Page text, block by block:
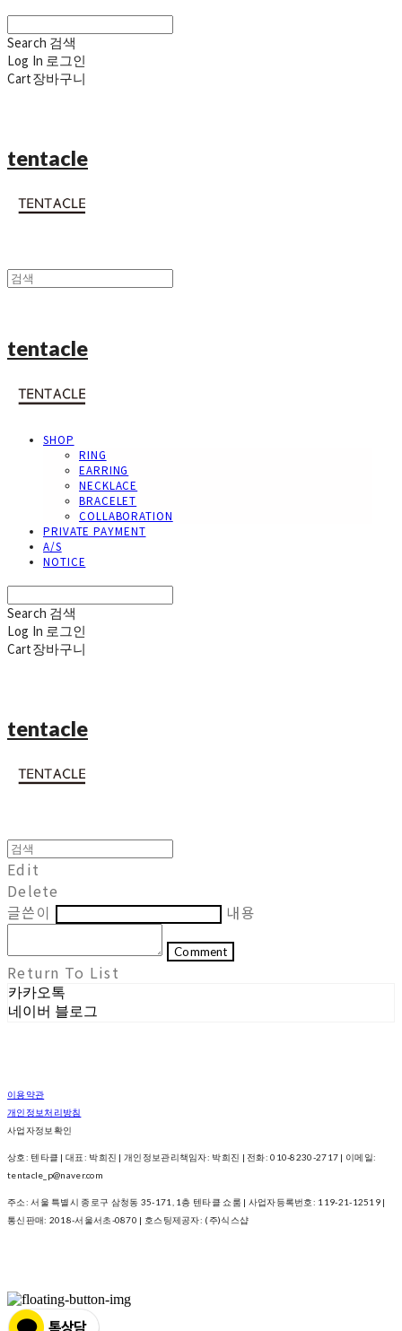
Search 검색
Log In 로그인
Cart장바구니
tentacle
tentacle
SHOP
RING
EARRING
NECKLACE
BRACELET
COLLABORATION
PRIVATE PAYMENT
A/S
NOTICE
Search 검색
Log In 로그인
Cart장바구니
tentacle
Edit
Delete
글쓴이
내용
Comment
Return To List
카카오톡
네이버 블로그
이용약관
개인정보처리방침
사업자정보확인
상호: 텐타클 | 대표: 박희진 | 개인정보관리책임자: 박희진 | 전화: 010-8230-2717 | 이메일:
tentacle_p@naver.com
주소: 서울 특별시 종로구 삼청동 35-171, 1층 텐타클 쇼룸 | 사업자등록번호: 119-21-12519 |
통신판매: 2018-서울서초-0870 | 호스팅제공자: (주)식스샵